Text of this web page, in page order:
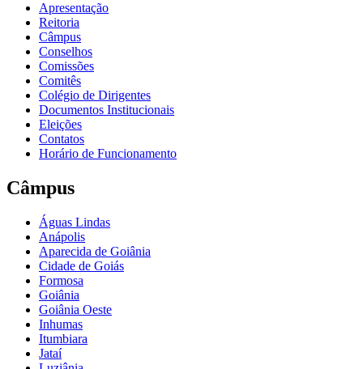
Apresentação
Reitoria
Câmpus
Conselhos
Comissões
Comitês
Colégio de Dirigentes
Documentos Institucionais
Eleições
Contatos
Horário de Funcionamento
Câmpus
Águas Lindas
Anápolis
Aparecida de Goiânia
Cidade de Goiás
Formosa
Goiânia
Goiânia Oeste
Inhumas
Itumbiara
Jataí